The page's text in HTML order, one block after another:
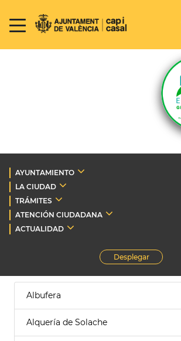
AYUNTAMIENTO
LA CIUDAD
TRÁMITES
ATENCIÓN CIUDADANA
ACTUALIDAD
Desplegar
Albufera
Alquería de Solache